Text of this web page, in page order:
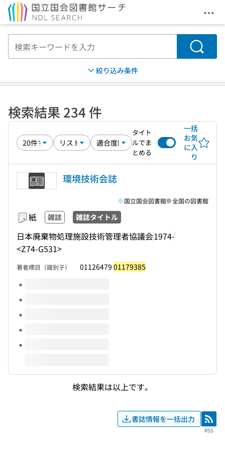
メ
検索
絞り込み条件
検索結果 234 件
タイト
ルでま
とめる
一括
お気
に入
り
環境技術会誌
紙 雑誌 雑誌タイトル
日本廃棄物処理施設技術管理者協議会1974-
<Z74-G531>
国立国会図書館 全国の図書館
著者標目（識別子） 01126479 01179385
このタイトルの巻号
検索結果は以上です。
書誌情報を一括出力 RSS
RSS